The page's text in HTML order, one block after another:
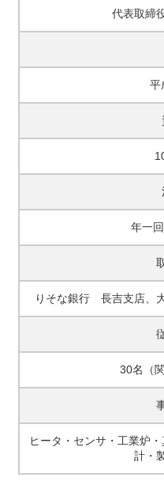
代表取締
平
年一
りそな銀行 長吉支店、
30名（
ヒータ・センサ・工業炉
計・